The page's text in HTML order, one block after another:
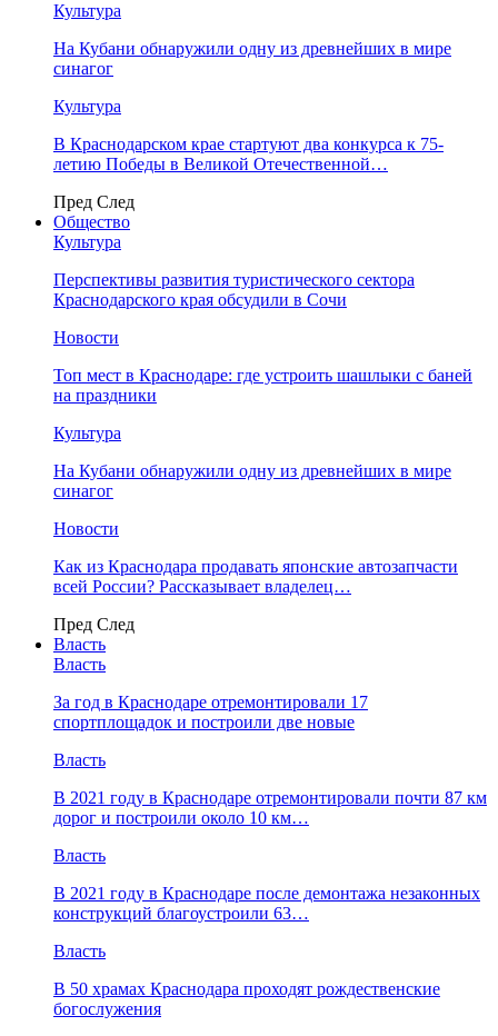
Культура
На Кубани обнаружили одну из древнейших в мире
синагог
Культура
В Краснодарском крае стартуют два конкурса к 75-
летию Победы в Великой Отечественной…
Пред След
Общество
Культура
Перспективы развития туристического сектора
Краснодарского края обсудили в Сочи
Новости
Топ мест в Краснодаре: где устроить шашлыки с баней
на праздники
Культура
На Кубани обнаружили одну из древнейших в мире
синагог
Новости
Как из Краснодара продавать японские автозапчасти
всей России? Рассказывает владелец…
Пред След
Власть
Власть
За год в Краснодаре отремонтировали 17
спортплощадок и построили две новые
Власть
В 2021 году в Краснодаре отремонтировали почти 87 км
дорог и построили около 10 км…
Власть
В 2021 году в Краснодаре после демонтажа незаконных
конструкций благоустроили 63…
Власть
В 50 храмах Краснодара проходят рождественские
богослужения